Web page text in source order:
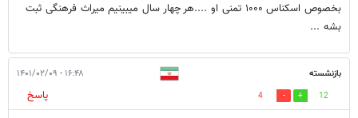
بخصوص اسکناس ۱۰۰۰ تمنی او ....هر چهار سال میبینیم میراث فرهنگی ثبت
بشه ...
بازنشسته ۱۶:۴۸ - ۱۴۰۱/۰۲/۰۹
12
4
پاسخ